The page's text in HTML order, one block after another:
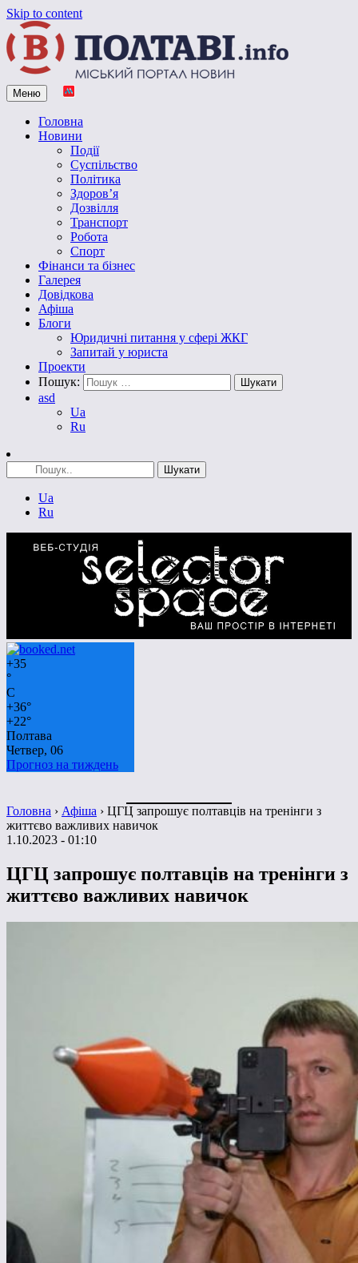
Skip to content
Vpoltave.info
Полтавський портал новин
Меню
Головна
Новини
Події
Суспільство
Політика
Здоров’я
Дозвілля
Транспорт
Робота
Спорт
Фінанси та бізнес
Галерея
Довідкова
Афіша
Блоги
Юридичні питання у сфері ЖКГ
Запитай у юриста
Проекти
Пошук:
asd
Ua
Ru
Ua
Ru
+35
°
C
+36°
+22°
Полтава
Четвер, 06
Прогноз на тиждень
Головна › Афіша › ЦГЦ запрошує полтавців на тренінги з
життєво важливих навичок
1.10.2023 - 01:10
ЦГЦ запрошує полтавців на тренінги з
життєво важливих навичок